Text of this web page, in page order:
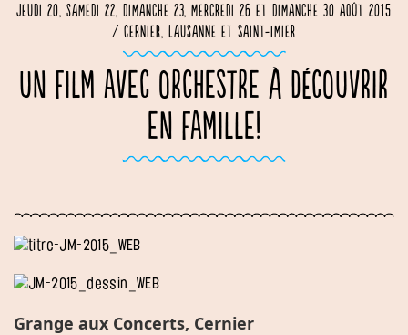
Jeudi 20, samedi 22, dimanche 23, mercredi 26 et dimanche 30 août 2015
/ Cernier, Lausanne et Saint-Imier
UN FILM AVEC ORCHESTRE À DÉCOUVRIR
EN FAMILLE!
Grange aux Concerts, Cernier